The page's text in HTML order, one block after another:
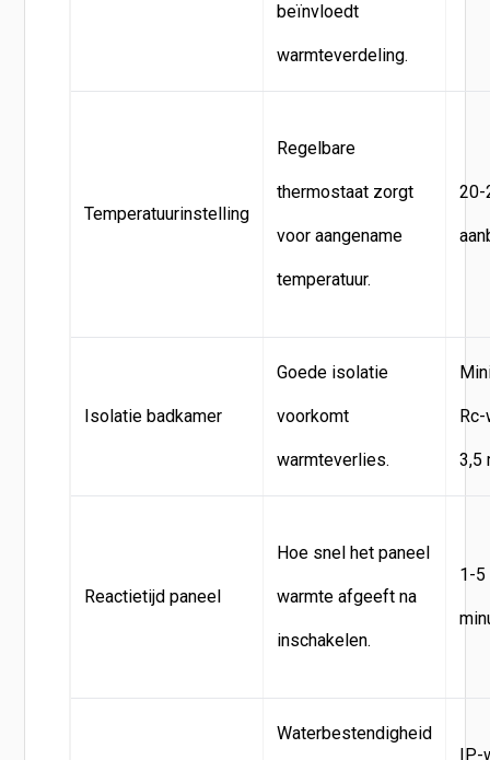
beïnvloedt
warmteverdeling.
Temperatuurinstelling
Regelbare
thermostaat zorgt
voor aangename
temperatuur.
20-
Isolatie badkamer
Goede isolatie
voorkomt
warmteverlies. 3,5
Reactietijd paneel
Hoe snel het paneel
warmte afgeeft na
inschakelen.
1-5
Waterbestendigheid
IP-